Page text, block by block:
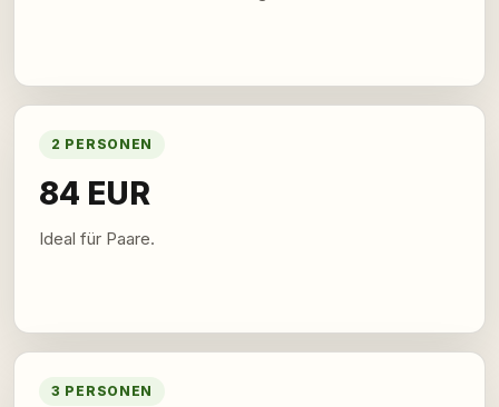
2 PERSONEN
84 EUR
Ideal für Paare.
3 PERSONEN